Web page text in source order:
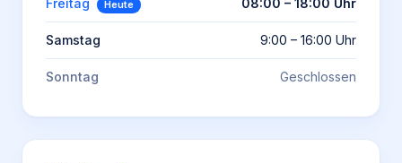
Freitag Heute 08:00 – 18:00 Uhr
Samstag 9:00 – 16:00 Uhr
Sonntag Geschlossen